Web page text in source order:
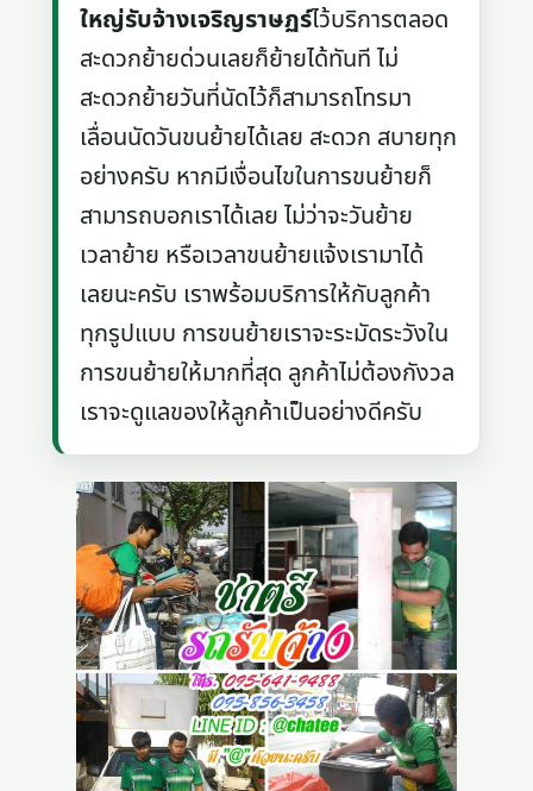
ใหญ่รับจ้างเจริญราษฏร์ไว้บริการตลอด
สะดวกย้ายด่วนเลยก็ย้ายได้ทันที ไม่
สะดวกย้ายวันที่นัดไว้ก็สามารถโทรมา
เลื่อนนัดวันขนย้ายได้เลย สะดวก สบายทุก
อย่างครับ หากมีเงื่อนไขในการขนย้ายก็
สามารถบอกเราได้เลย ไม่ว่าจะวันย้าย
เวลาย้าย หรือเวลาขนย้ายแจ้งเรามาได้
เลยนะครับ เราพร้อมบริการให้กับลูกค้า
ทุกรูปแบบ การขนย้ายเราจะระมัดระวังใน
การขนย้ายให้มากที่สุด ลูกค้าไม่ต้องกังวล
เราจะดูแลของให้ลูกค้าเป็นอย่างดีครับ